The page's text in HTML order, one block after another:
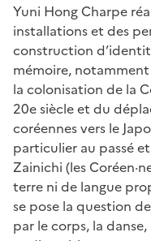
Yuni Hong Charpe
installations et des
construction
mémoire,
la colonisation de la
20e siècle et du
coréennes vers le
particulier au passé
Zainichi (les
terre ni de langue
se pose la question
par le corps, la